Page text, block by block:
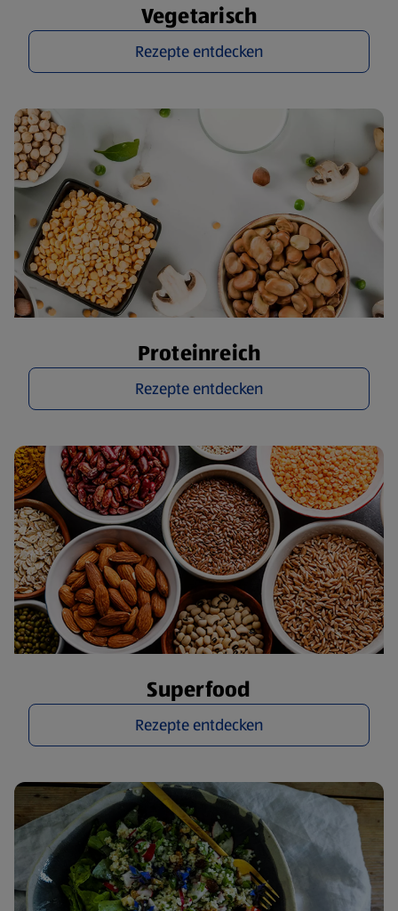
Vegetarisch
Rezepte entdecken
Proteinreich
Rezepte entdecken
Superfood
Rezepte entdecken